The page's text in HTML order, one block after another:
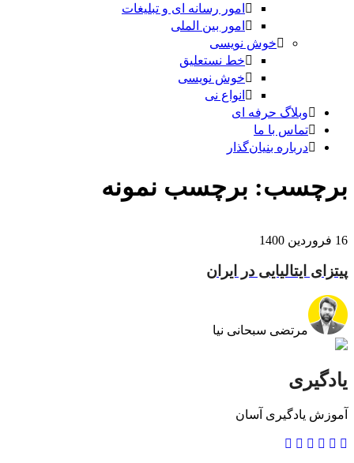
امور رسانه ای و تبلیغات
امور بین الملی
خوش نویسی
خط نستعلیق
خوش نویسی
انواع نی
وبلاگ حرفه ای
تماس با ما
درباره بنیان‌گذار
برچسب: برچسب نمونه
16 فروردین 1400
پیتزای ایتالیایی در ایران
مرتضی سبحانی نیا
یادگیری
آموزش یادگیری آسان